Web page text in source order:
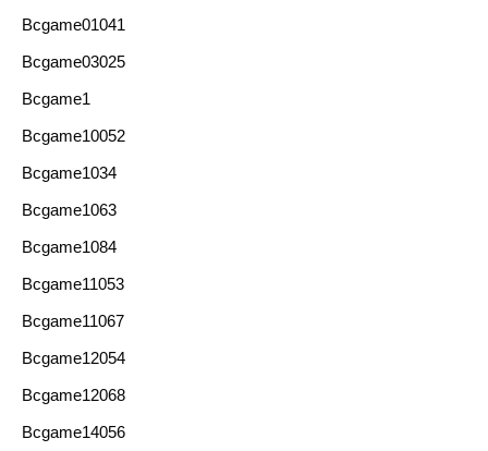
Bcgame01041
Bcgame03025
Bcgame1
Bcgame10052
Bcgame1034
Bcgame1063
Bcgame1084
Bcgame11053
Bcgame11067
Bcgame12054
Bcgame12068
Bcgame14056